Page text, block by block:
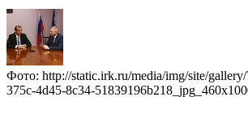
Фото: http://static.irk.ru/media/img/site/
375c-4d45-8c34-